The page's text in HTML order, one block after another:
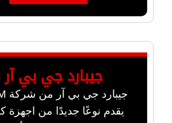
جيبارد جي بي آر 3 دي
يقدم نوعًا جديدًا من